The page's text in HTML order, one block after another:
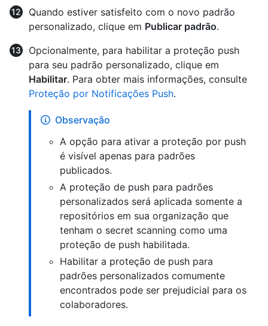
Quando estiver satisfeito com o novo padrão
personalizado, clique em Publicar padrão.
Opcionalmente, para habilitar a proteção push
para seu padrão personalizado, clique em
Habilitar. Para obter mais informações, consulte
Proteção por Notificações Push.
Observação
A opção para ativar a proteção por push
é visível apenas para padrões
publicados.
A proteção de push para padrões
personalizados será aplicada somente a
repositórios em sua organização que
tenham o secret scanning como uma
proteção de push habilitada.
Habilitar a proteção de push para
padrões personalizados comumente
encontrados pode ser prejudicial para os
colaboradores.